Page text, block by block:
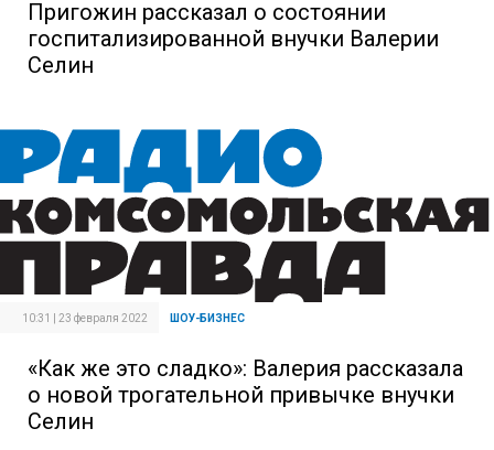
Пригожин рассказал о состоянии
госпитализированной внучки Валерии
Селин
10:31 | 23 февраля 2022 ШОУ-БИЗНЕС
«Как же это сладко»: Валерия рассказала
о новой трогательной привычке внучки
Селин